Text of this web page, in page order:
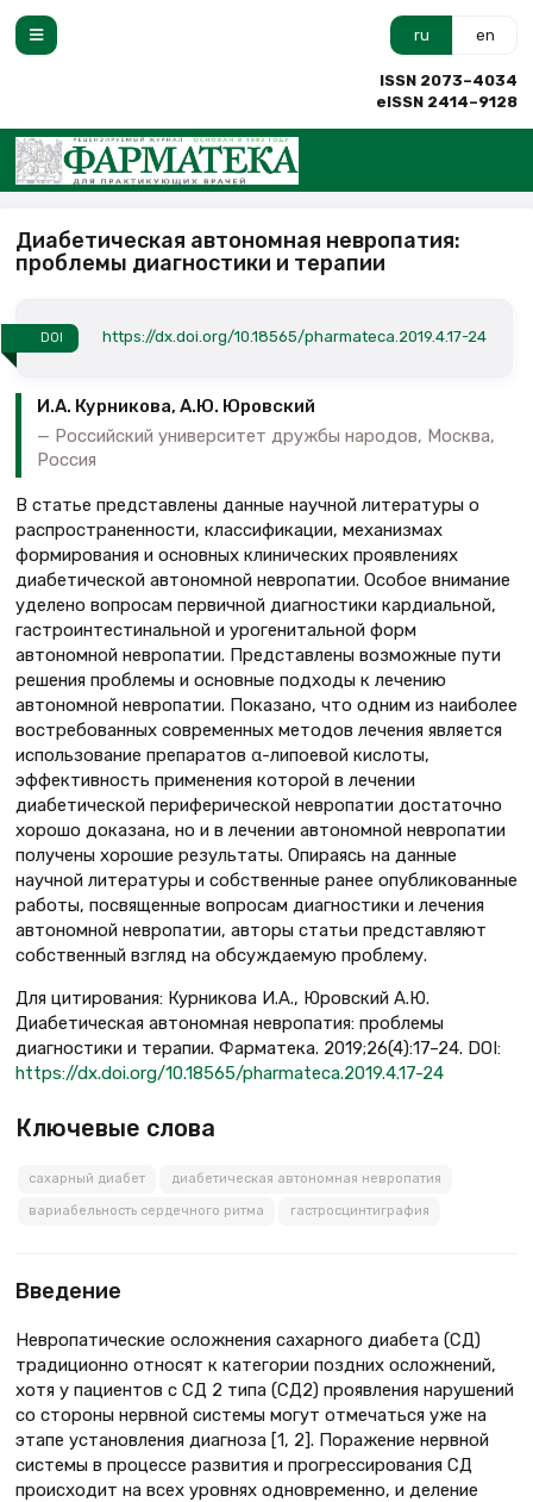
ru en
ISSN 2073–4034
eISSN 2414–9128
Диабетическая автономная невропатия:
проблемы диагностики и терапии
DOI https://dx.doi.org/10.18565/pharmateca.2019.4.17-24
И.А. Курникова, А.Ю. Юровский
Российский университет дружбы народов, Москва,
Россия
В статье представлены данные научной литературы о
распространенности, классификации, механизмах
формирования и основных клинических проявлениях
диабетической автономной невропатии. Особое внимание
уделено вопросам первичной диагностики кардиальной,
гастроинтестинальной и урогенитальной форм
автономной невропатии. Представлены возможные пути
решения проблемы и основные подходы к лечению
автономной невропатии. Показано, что одним из наиболее
востребованных современных методов лечения является
использование препаратов α-липоевой кислоты,
эффективность применения которой в лечении
диабетической периферической невропатии достаточно
хорошо доказана, но и в лечении автономной невропатии
получены хорошие результаты. Опираясь на данные
научной литературы и собственные ранее опубликованные
работы, посвященные вопросам диагностики и лечения
автономной невропатии, авторы статьи представляют
собственный взгляд на обсуждаемую проблему.
Для цитирования: Курникова И.А., Юровский А.Ю.
Диабетическая автономная невропатия: проблемы
диагностики и терапии. Фарматека. 2019;26(4):17–24. DOI:
https://dx.doi.org/10.18565/pharmateca.2019.4.17-24
Ключевые слова
сахарный диабет диабетическая автономная невропатия
вариабельность сердечного ритма гастросцинтиграфия
Введение
Невропатические осложнения сахарного диабета (СД)
традиционно относят к категории поздних осложнений,
хотя у пациентов с СД 2 типа (СД2) проявления нарушений
со стороны нервной системы могут отмечаться уже на
этапе установления диагноза [1, 2]. Поражение нервной
системы в процессе развития и прогрессирования СД
происходит на всех уровнях одновременно, и деление